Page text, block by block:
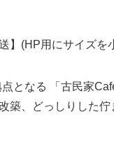
となる 「古民家
築、どっしりした佇